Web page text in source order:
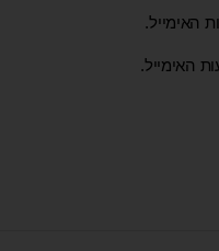
האימייל.
האימייל.